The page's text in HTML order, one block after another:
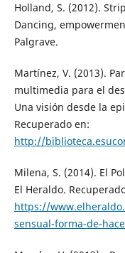
Holland, S. (2012).
Dancing,
Palgrave.
Martínez, V. (2013).
multimedia para el
Una visión desde la
Recuperado en:
http://
Milena, S. (2014). El
El Heraldo.
https://
sensual-forma-de-